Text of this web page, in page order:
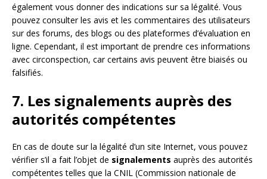
également vous donner des indications sur sa légalité. Vous
pouvez consulter les avis et les commentaires des utilisateurs
sur des forums, des blogs ou des plateformes d’évaluation en
ligne. Cependant, il est important de prendre ces informations
avec circonspection, car certains avis peuvent être biaisés ou
falsifiés.
7. Les signalements auprès des
autorités compétentes
En cas de doute sur la légalité d’un site Internet, vous pouvez
vérifier s’il a fait l’objet de signalements auprès des autorités
compétentes telles que la CNIL (Commission nationale de